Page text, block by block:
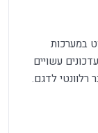
במערכות
עשויים